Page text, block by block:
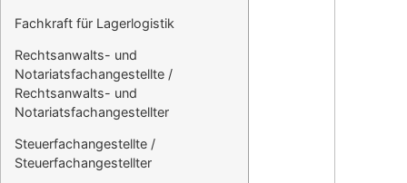
Fachkraft für Lagerlogistik
Rechtsanwalts- und
Notariatsfachangestellte /
Rechtsanwalts- und
Notariatsfachangestellter
Steuerfachangestellte /
Steuerfachangestellter